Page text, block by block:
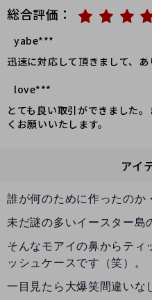
総合評価：
yabe***
迅速に対応して頂きまして、あ
love***
とても良い取引ができました
くお願いいたします。
アイ
誰が何のために作ったのか
未だ謎の多いイースター島
そんなモアイの鼻からティ
ッシュケースです（笑）。
一目見たら大爆笑間違いな